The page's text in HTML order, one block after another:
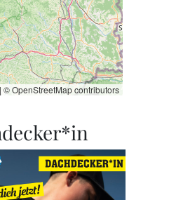
| ©OpenStreetMapcontributors